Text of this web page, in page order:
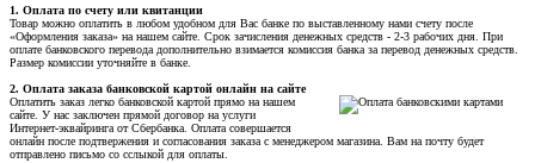
1. Оплата по счету или квитанции
Товар можно оплатить в любом удобном для Вас банке по выставленному нами счету после
«Оформления заказа» на нашем сайте. Срок зачисления денежных средств - 2-3 рабочих дня. При
оплате банковского перевода дополнительно взимается комиссия банка за перевод денежных средств.
Размер комиссии уточняйте в банке.
2. Оплата заказа банковской картой онлайн на сайте
Оплатить заказ легко банковской картой прямо на нашем
сайте. У нас заключен прямой договор на услуги
Интернет-эквайринга от Сбербанка. Оплата совершается
онлайн после подтвержения и согласования заказа с менеджером магазина. Вам на почту будет
отправлено письмо со сслыкой для оплаты.